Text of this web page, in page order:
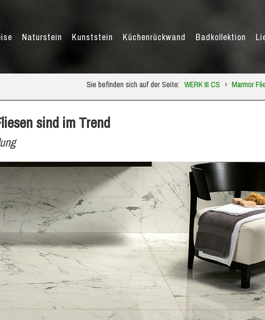
Naturstein Kunststein Küchenrückwand Badkollektion
Sie befinden sich auf der Seite: WERK III CS › Marmor
sind im Trend